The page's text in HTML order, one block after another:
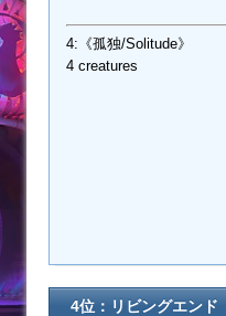
4:《孤独/Solitude》
4 creatures
4位：リビングエン